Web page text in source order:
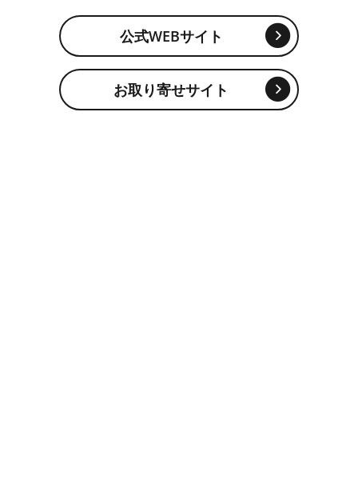
公式WEBサイト
お取り寄せサイト